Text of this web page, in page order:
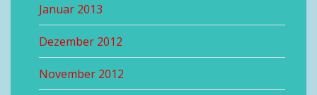
Januar 2013
Dezember 2012
November 2012